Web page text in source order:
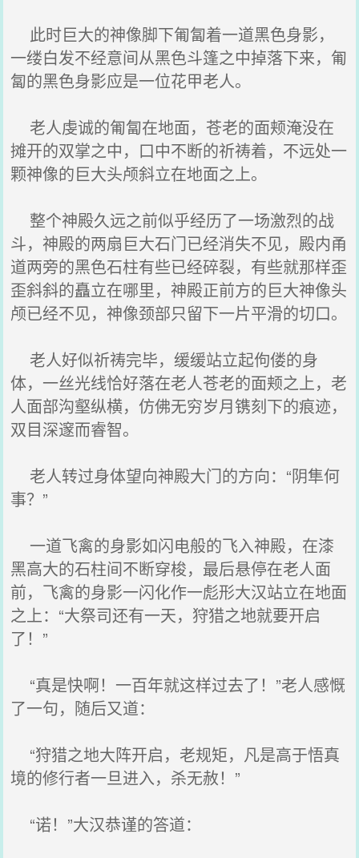
此时巨大的神像脚下匍匐着一道黑色身影，
一缕白发不经意间从黑色斗篷之中掉落下来，匍
匐的黑色身影应是一位花甲老人。
老人虔诚的匍匐在地面，苍老的面颊淹没在
摊开的双掌之中，口中不断的祈祷着，不远处一
颗神像的巨大头颅斜立在地面之上。
整个神殿久远之前似乎经历了一场激烈的战
斗，神殿的两扇巨大石门已经消失不见，殿内甬
道两旁的黑色石柱有些已经碎裂，有些就那样歪
歪斜斜的矗立在哪里，神殿正前方的巨大神像头
颅已经不见，神像颈部只留下一片平滑的切口。
老人好似祈祷完毕，缓缓站立起佝偻的身
体，一丝光线恰好落在老人苍老的面颊之上，老
人面部沟壑纵横，仿佛无穷岁月镌刻下的痕迹，
双目深邃而睿智。
老人转过身体望向神殿大门的方向：“阴隼何
事？”
一道飞禽的身影如闪电般的飞入神殿，在漆
黑高大的石柱间不断穿梭，最后悬停在老人面
前，飞禽的身影一闪化作一彪形大汉站立在地面
之上：“大祭司还有一天，狩猎之地就要开启
了！”
“真是快啊！一百年就这样过去了！”老人感慨
了一句，随后又道：
“狩猎之地大阵开启，老规矩，凡是高于悟真
境的修行者一旦进入，杀无赦！”
“诺！”大汉恭谨的答道：